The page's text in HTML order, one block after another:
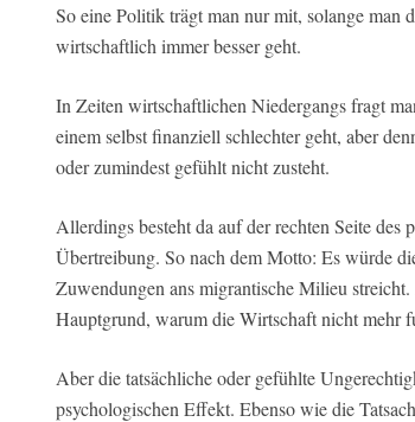
So eine Politik trägt man nur mit, solange man
wirtschaftlich immer besser geht.
In Zeiten wirtschaftlichen Niedergangs fragt
einem selbst finanziell schlechter geht, aber
oder zumindest gefühlt nicht zusteht.
Allerdings besteht da auf der rechten Seite
Übertreibung. So nach dem Motto: Es würde
Zuwendungen ans migrantische Milieu
Hauptgrund, warum die Wirtschaft nicht mehr
Aber die tatsächliche oder gefühlte
psychologischen Effekt. Ebenso wie die